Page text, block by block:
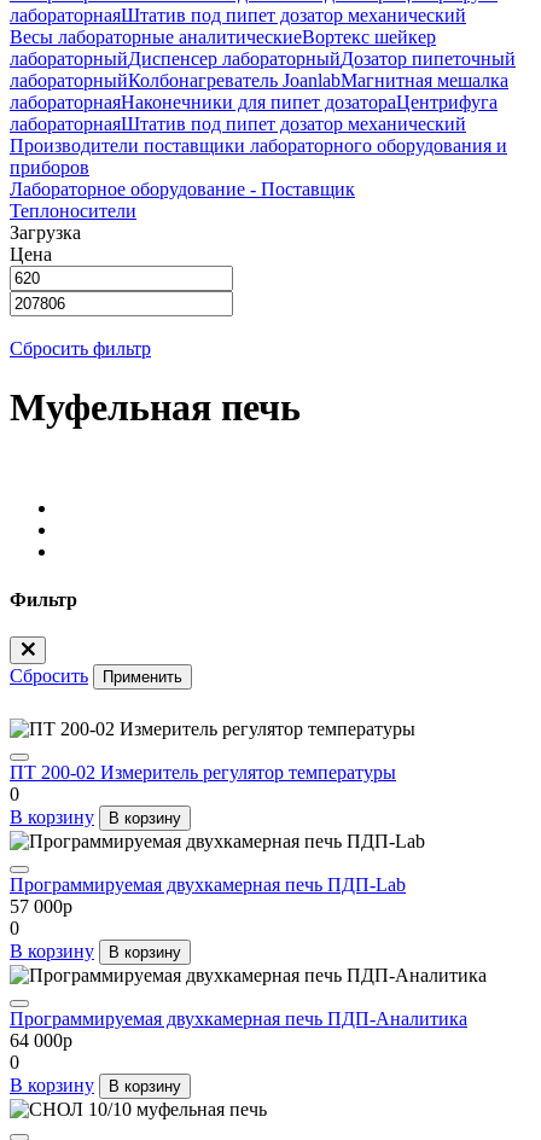
лабораторнаяШтатив под пипет дозатор механический
Весы лабораторные аналитическиеВортекс шейкер
лабораторныйДиспенсер лабораторныйДозатор пипеточный
лабораторныйКолбонагреватель JoanlabМагнитная мешалка
лабораторнаяНаконечники для пипет дозатораЦентрифуга
лабораторнаяШтатив под пипет дозатор механический
Производители поставщики лабораторного оборудования и
приборов
Лабораторное оборудование - Поставщик
Теплоносители
Загрузка
Цена
Сбросить фильтр
Муфельная печь
Фильтр
Сбросить Применить
ПТ 200-02 Измеритель регулятор температуры
0
В корзину
В корзину
Программируемая двухкамерная печь ПДП-Lab
57 000p
0
В корзину
В корзину
Программируемая двухкамерная печь ПДП-Аналитика
64 000p
0
В корзину
В корзину